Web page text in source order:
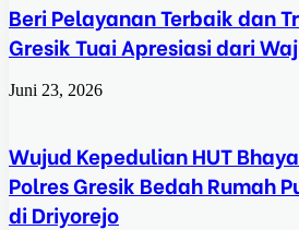
Beri Pelayanan Terbaik dan
Gresik Tuai Apresiasi dari
Juni 23, 2026
Wujud Kepedulian HUT
Polres Gresik Bedah Rumah
di Driyorejo